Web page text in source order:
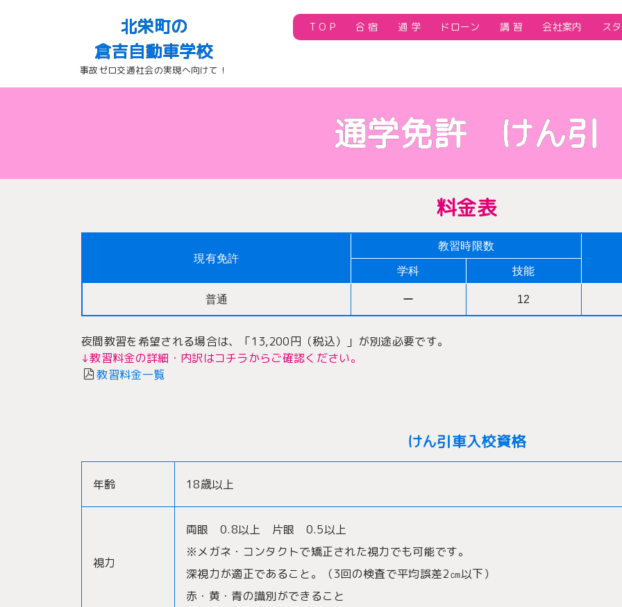
北栄町の
倉吉自動車学校
事故ゼロ交通社会の実現へ向けて！
T O P 合 宿 通 学 ドローン 講 習 会社案内 ス
通学免許 けん引
料金表
現有免許
教習時限数
学科
技能
普通 ー 12
夜間教習を希望される場合は、「13,200円（税込）」が別途必要です。
↓教習料金の詳細・内訳はコチラからご確認ください。
教習料金一覧
けん引車入校資格
年齢 18歳以上
視力
両眼 0.8以上 片眼 0.5以上
※メガネ・コンタクトで矯正された視力でも可能です。
深視力が適正であること。（3回の検査で平均誤差2㎝以下）
赤・黄・青の識別ができること